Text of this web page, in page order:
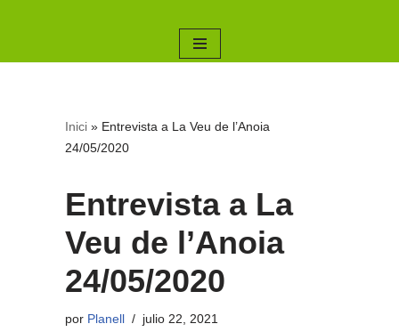
Inici» Entrevista a La Veu de l’Anoia
24/05/2020
Entrevista a La
Veu de l’Anoia
24/05/2020
por Planell julio 22, 2021